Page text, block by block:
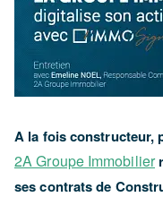
A la fois constructeur,
2A Groupe Immobilier
ses contrats de